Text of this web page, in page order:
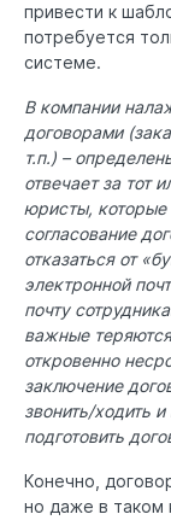
привести к
потребуется
системе.
В компании
договорами
т.п.) –
отвечает за тот
юристы, которые
согласование
отказаться от
электронной
почту
важные
откровенно
заключение
звонить/ходить
подготовить
Конечно,
но даже в таком